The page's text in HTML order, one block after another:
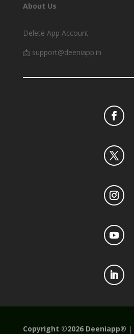
About Us
Delete App Account
📩 support@deeniapp.in
Copyright ©2026 Deeniapp® |